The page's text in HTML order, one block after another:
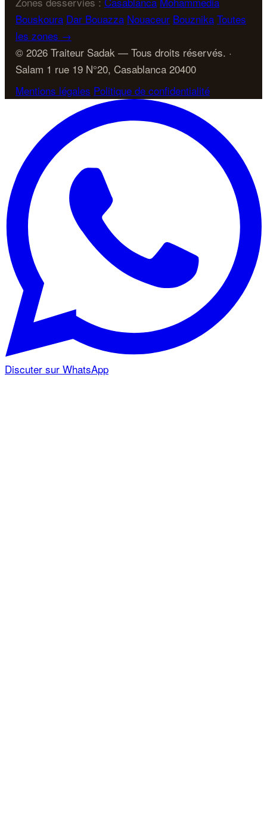
Bouskoura Dar Bouazza Nouaceur Bouznika Toutes
les zones →
© 2026 Traiteur Sadak — Tous droits réservés. ·
Salam 1 rue 19 N°20, Casablanca 20400
Mentions légales Politique de confidentialité
Discuter sur WhatsApp